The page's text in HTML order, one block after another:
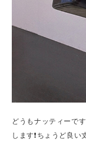
どうもナッティーで
します❗️ちょうど良